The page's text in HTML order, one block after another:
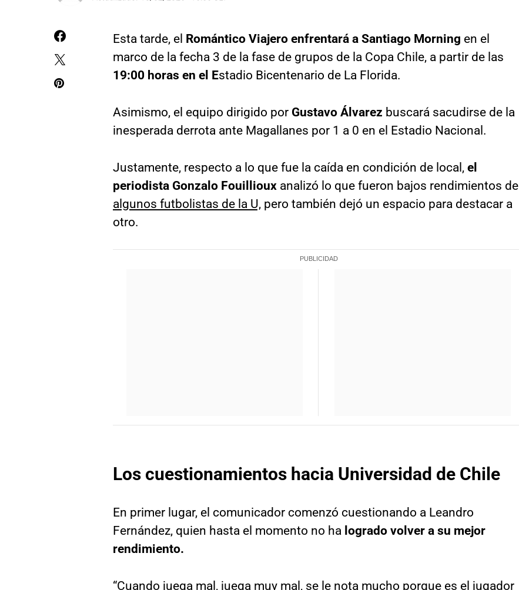
Esta tarde, el Romántico Viajero enfrentará a Santiago Morning en el
marco de la fecha 3 de la fase de grupos de la Copa Chile, a partir de las
19:00 horas en el Estadio Bicentenario de La Florida.
Asimismo, el equipo dirigido por Gustavo Álvarez buscará sacudirse de la
inesperada derrota ante Magallanes por 1 a 0 en el Estadio Nacional.
Justamente, respecto a lo que fue la caída en condición de local, el
periodista Gonzalo Fouillioux analizó lo que fueron bajos rendimientos de
algunos futbolistas de la U, pero también dejó un espacio para destacar a
otro.
Los cuestionamientos hacia Universidad de Chile
En primer lugar, el comunicador comenzó cuestionando a Leandro
Fernández, quien hasta el momento no ha logrado volver a su mejor
rendimiento.
“Cuando juega mal, juega muy mal, se le nota mucho porque es el jugador